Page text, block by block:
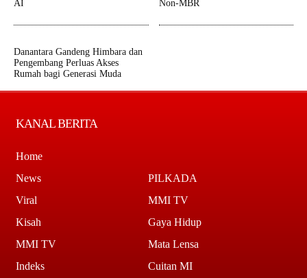
AI
Non-MBR
Danantara Gandeng Himbara dan
Pengembang Perluas Akses
Rumah bagi Generasi Muda
KANAL BERITA
Home
News
Viral
Kisah
MMI TV
Indeks
PILKADA
MMI TV
Gaya Hidup
Mata Lensa
Cuitan MI